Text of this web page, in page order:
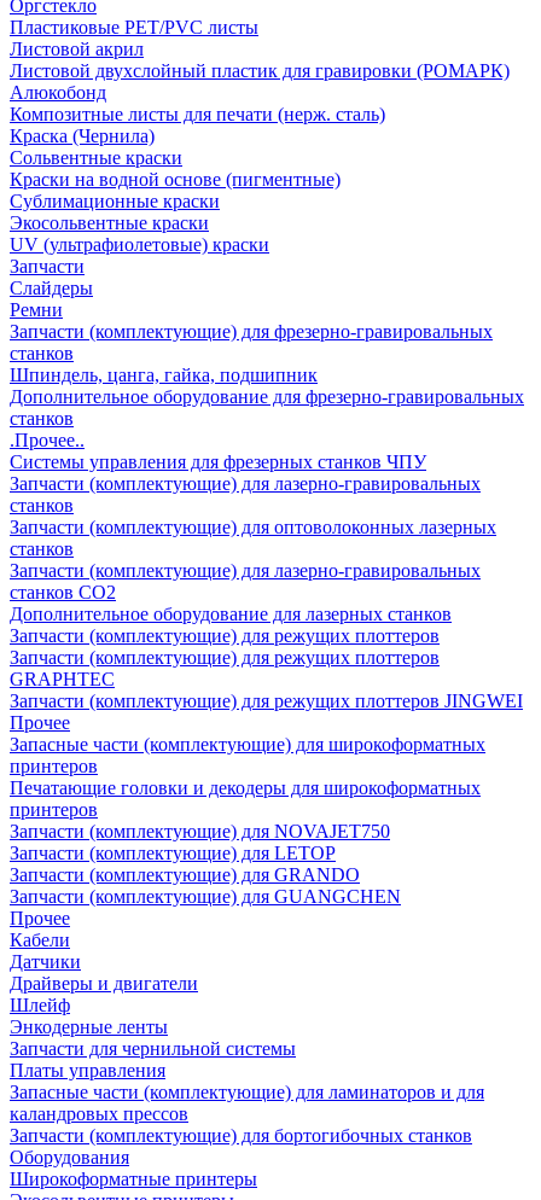
Оргстекло
Пластиковые PET/PVC листы
Листовой акрил
Листовой двухслойный пластик для гравировки (РОМАРК)
Алюкобонд
Композитные листы для печати (нерж. сталь)
Краска (Чернила)
Сольвентные краски
Краски на водной основе (пигментные)
Сублимационные краски
Экосольвентные краски
UV (ультрафиолетовые) краски
Запчасти
Слайдеры
Ремни
Запчасти (комплектующие) для фрезерно-гравировальных
станков
Шпиндель, цанга, гайка, подшипник
Дополнительное оборудование для фрезерно-гравировальных
станков
.Прочее..
Системы управления для фрезерных станков ЧПУ
Запчасти (комплектующие) для лазерно-гравировальных
станков
Запчасти (комплектующие) для оптоволоконных лазерных
станков
Запчасти (комплектующие) для лазерно-гравировальных
станков CO2
Дополнительное оборудование для лазерных станков
Запчасти (комплектующие) для режущих плоттеров
Запчасти (комплектующие) для режущих плоттеров
GRAPHTEC
Запчасти (комплектующие) для режущих плоттеров JINGWEI
Прочее
Запасные части (комплектующие) для широкоформатных
принтеров
Печатающие головки и декодеры для широкоформатных
принтеров
Запчасти (комплектующие) для NOVAJET750
Запчасти (комплектующие) для LETOP
Запчасти (комплектующие) для GRANDO
Запчасти (комплектующие) для GUANGCHEN
Прочее
Кабели
Датчики
Драйверы и двигатели
Шлейф
Энкодерные ленты
Запчасти для чернильной системы
Платы управления
Запасные части (комплектующие) для ламинаторов и для
каландровых прессов
Запчасти (комплектующие) для бортогибочных станков
Оборудования
Широкоформатные принтеры